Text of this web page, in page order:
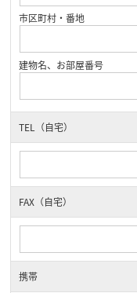
市区町村・番地
建物名、お部屋番号
TEL（自宅）
FAX（自宅）
携帯